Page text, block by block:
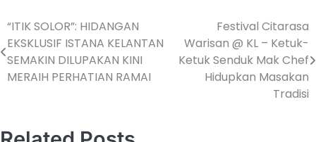
“ITIK SOLOR”: HIDANGAN
EKSKLUSIF ISTANA KELANTAN
SEMAKIN DILUPAKAN KINI
MERAIH PERHATIAN RAMAI
Festival Citarasa
Warisan @ KL – Ketuk-
Ketuk Senduk Mak Chef
Hidupkan Masakan
Tradisi